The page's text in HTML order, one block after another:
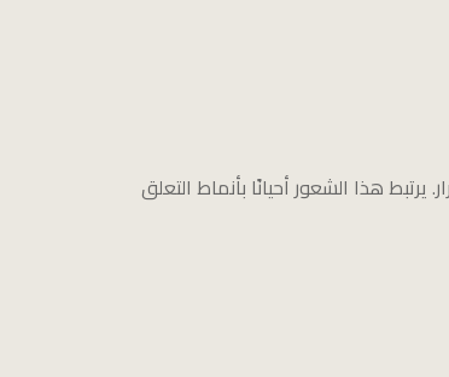
هذا الشعور أحيانًا بأنماط التعلق